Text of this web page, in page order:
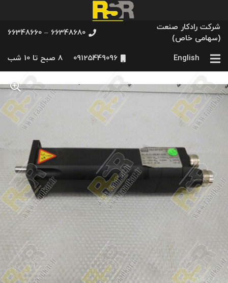
شرکت رادکار صنعت
(سهامی خاص)
66348680 – 66348660
English
09125449096 8 صبح تا 10 شب